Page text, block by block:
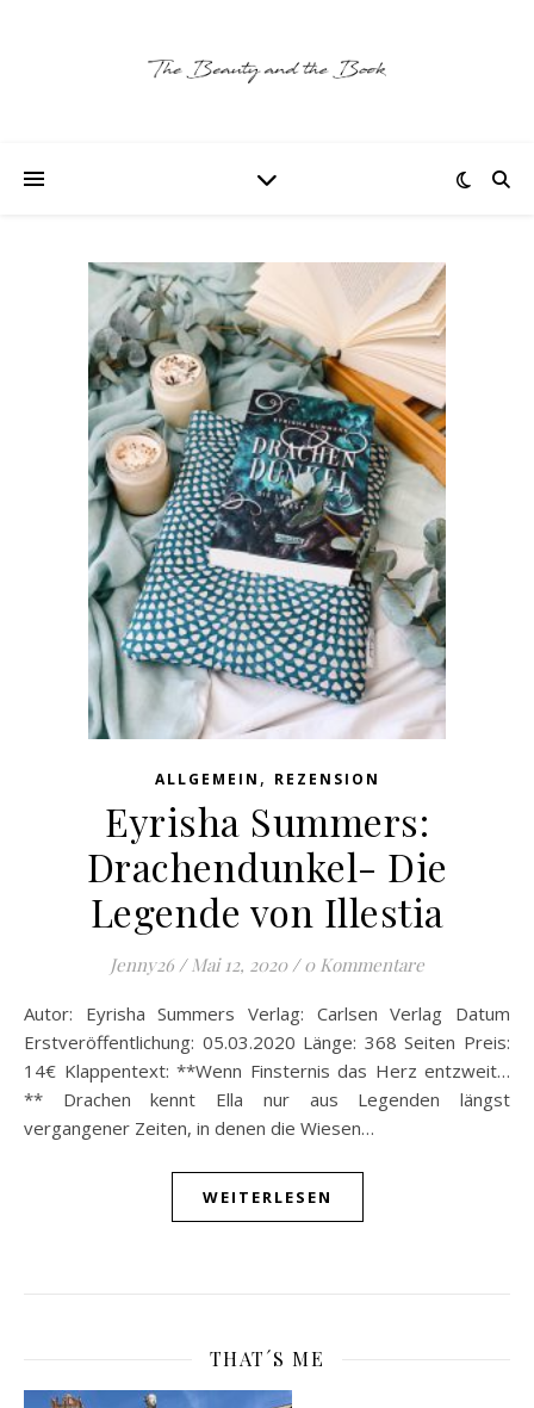
ALLGEMEIN , REZENSION
Eyrisha Summers:
Drachendunkel- Die
Legende von Illestia
Jenny26 / Mai 12, 2020 / 0 Kommentare
Autor: Eyrisha Summers Verlag: Carlsen Verlag Datum
Erstveröffentlichung: 05.03.2020 Länge: 368 Seiten Preis:
14€ Klappentext: **Wenn Finsternis das Herz entzweit…
** Drachen kennt Ella nur aus Legenden längst
vergangener Zeiten, in denen die Wiesen…
WEITERLESEN
THAT´S ME